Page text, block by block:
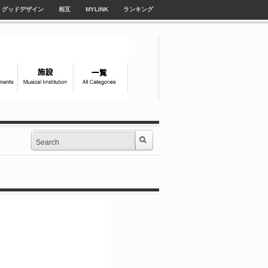
グッドデザイン 相互 MYLINK ランキング